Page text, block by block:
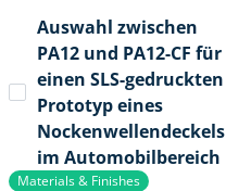
Auswahl zwischen
PA12 und PA12-CF für
einen SLS-gedruckten
Prototyp eines
Nockenwellendeckels
im Automobilbereich
Materials & Finishes